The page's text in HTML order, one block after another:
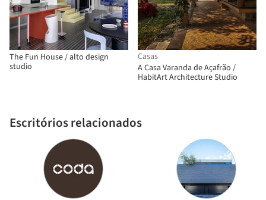
The Fun House / alto design
studio
Escritórios relacionados
Casas
A Casa Varanda de Açafrão /
HabitArt Architecture Studio